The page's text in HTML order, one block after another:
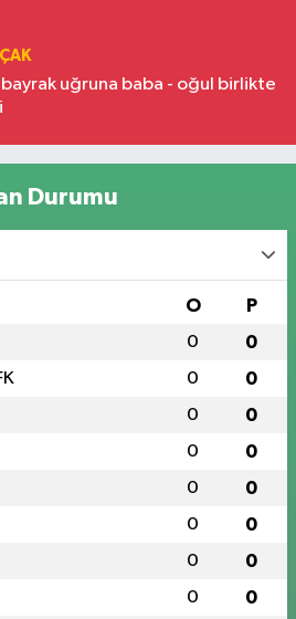
uğruna baba - oğul birlikte
Durumu
O P
0 0
0 0
0 0
0 0
0 0
0 0
0 0
0 0